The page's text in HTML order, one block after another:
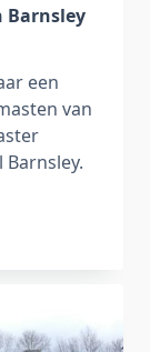
Barnsley
een
van